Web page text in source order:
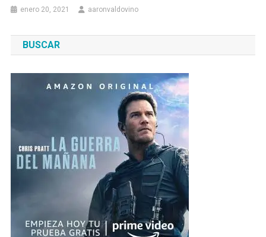
enero 20, 2021 aaronvaldovino
BUSCAR